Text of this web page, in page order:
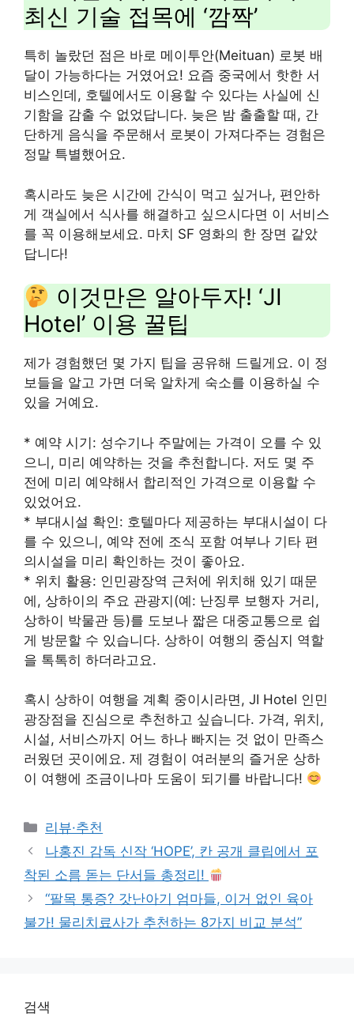
최신 기술 접목에 ‘깜짝’
특히 놀랐던 점은 바로 메이투안(Meituan) 로봇 배
달이 가능하다는 거였어요! 요즘 중국에서 핫한 서
비스인데, 호텔에서도 이용할 수 있다는 사실에 신
기함을 감출 수 없었답니다. 늦은 밤 출출할 때, 간
단하게 음식을 주문해서 로봇이 가져다주는 경험은
정말 특별했어요.
혹시라도 늦은 시간에 간식이 먹고 싶거나, 편안하
게 객실에서 식사를 해결하고 싶으시다면 이 서비스
를 꼭 이용해보세요. 마치 SF 영화의 한 장면 같았
답니다!
이것만은 알아두자! ‘JI
Hotel’ 이용 꿀팁
제가 경험했던 몇 가지 팁을 공유해 드릴게요. 이 정
보들을 알고 가면 더욱 알차게 숙소를 이용하실 수
있을 거예요.
* 예약 시기: 성수기나 주말에는 가격이 오를 수 있
으니, 미리 예약하는 것을 추천합니다. 저도 몇 주
전에 미리 예약해서 합리적인 가격으로 이용할 수
있었어요.
* 부대시설 확인: 호텔마다 제공하는 부대시설이 다
를 수 있으니, 예약 전에 조식 포함 여부나 기타 편
의시설을 미리 확인하는 것이 좋아요.
* 위치 활용: 인민광장역 근처에 위치해 있기 때문
에, 상하이의 주요 관광지(예: 난징루 보행자 거리,
상하이 박물관 등)를 도보나 짧은 대중교통으로 쉽
게 방문할 수 있습니다. 상하이 여행의 중심지 역할
을 톡톡히 하더라고요.
혹시 상하이 여행을 계획 중이시라면, JI Hotel 인민
광장점을 진심으로 추천하고 싶습니다. 가격, 위치,
시설, 서비스까지 어느 하나 빠지는 것 없이 만족스
러웠던 곳이에요. 제 경험이 여러분의 즐거운 상하
이 여행에 조금이나마 도움이 되기를 바랍니다!
Categories
리뷰·추천
나홍진 감독 신작 ‘HOPE’, 칸 공개 클립에서 포
착된 소름 돋는 단서들 총정리!
“팔목 통증? 갓난아기 엄마들, 이거 없인 육아
불가! 물리치료사가 추천하는 8가지 비교 분석”
검색